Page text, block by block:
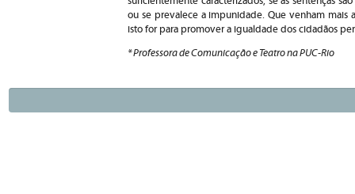
ou se prevalece a impunidade. Que venham mais
isto for para promover a igualdade dos cidadãos
* Professora de Comunicação e Teatro na PUC-Rio